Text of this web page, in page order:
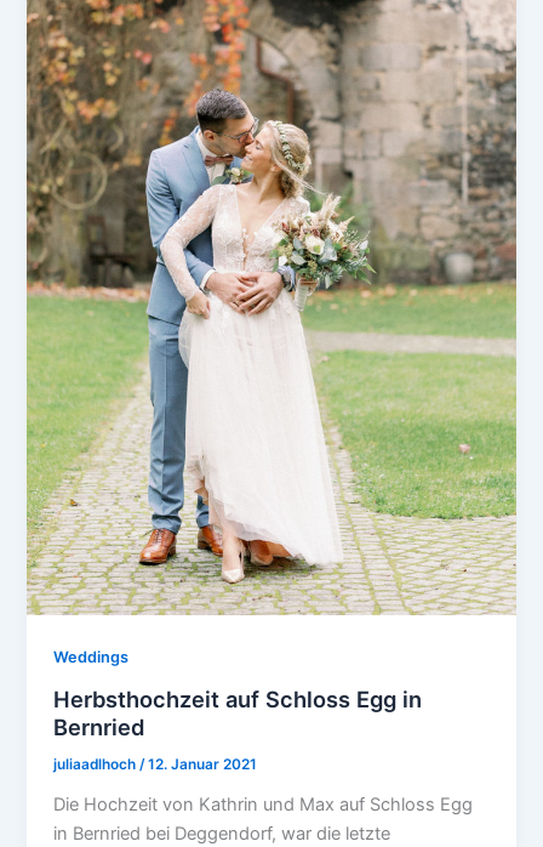
Weddings
Herbsthochzeit auf Schloss Egg in
Bernried
juliaadlhoch /12. Januar 2021
Die Hochzeit von Kathrin und Max auf Schloss Egg
in Bernried bei Deggendorf, war die letzte